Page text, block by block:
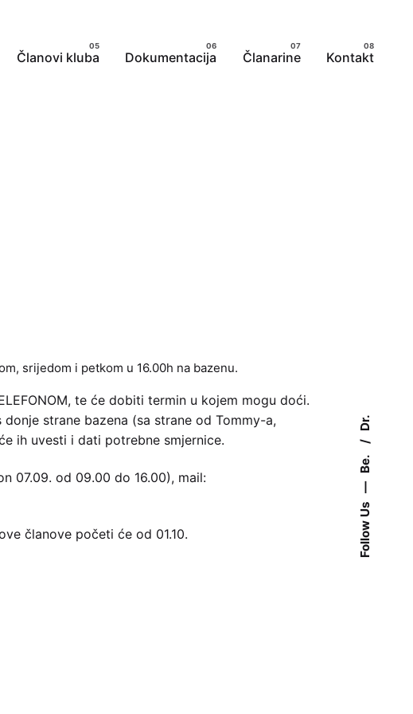
Follow Us
Be.
Dr.
Članovi kluba Dokumentacija Članarine Kontakt
srijedom i petkom u 16.00h na bazenu.
te će dobiti termin u kojem mogu doći.
strane bazena (sa strane od Tommy-a,
ih uvesti i dati potrebne smjernice.
07.09. od 09.00 do 16.00), mail:
članove početi će od 01.10.